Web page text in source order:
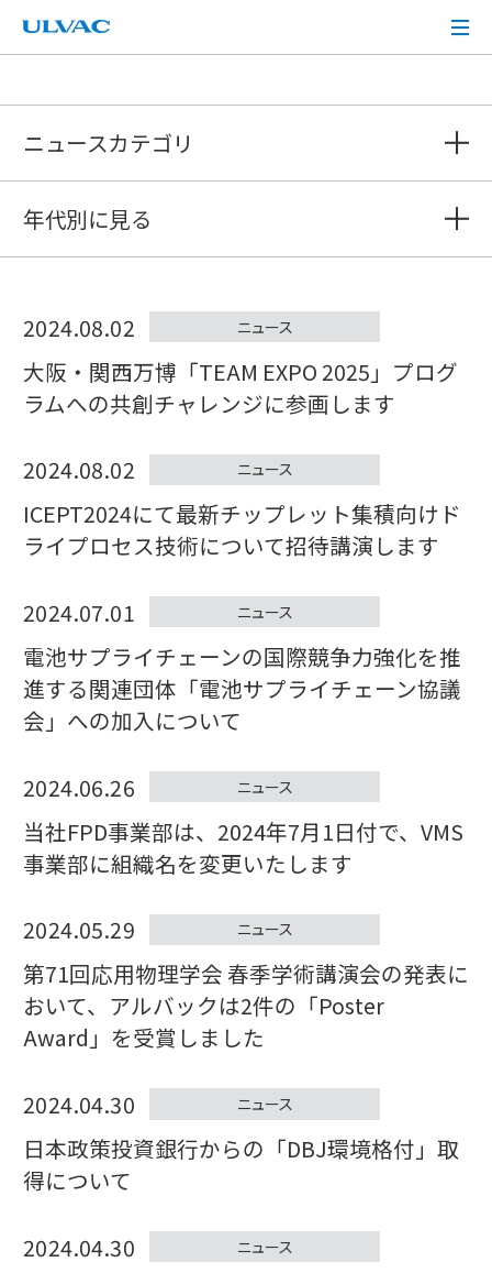
ULVAC
ニュースカテゴリ
年代別に見る
2024.08.02 ニュース
大阪・関西万博「TEAM EXPO 2025」プログ
ラムへの共創チャレンジに参画します
2024.08.02 ニュース
ICEPT2024にて最新チップレット集積向けド
ライプロセス技術について招待講演します
2024.07.01 ニュース
電池サプライチェーンの国際競争力強化を推
進する関連団体「電池サプライチェーン協議
会」への加入について
2024.06.26 ニュース
当社FPD事業部は、2024年7月1日付で、VMS
事業部に組織名を変更いたします
2024.05.29 ニュース
第71回応用物理学会 春季学術講演会の発表に
おいて、アルバックは2件の「Poster
Award」を受賞しました
2024.04.30 ニュース
日本政策投資銀行からの「DBJ環境格付」取
得について
2024.04.30 ニュース